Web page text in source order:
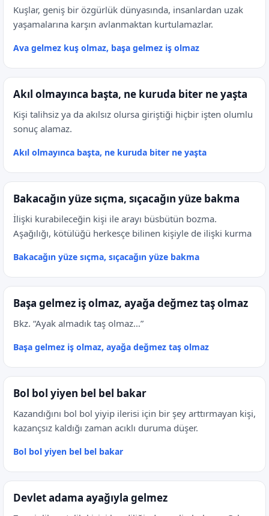
Kuşlar, geniş bir özgürlük dünyasında, insanlardan uzak
yaşamalarına karşın avlanmaktan kurtulamazlar.
Ava gelmez kuş olmaz, başa gelmez iş olmaz
Akıl olmayınca başta, ne kuruda biter ne yaşta
Kişi talihsiz ya da akılsız olursa giriştiği hiçbir işten olumlu
sonuç alamaz.
Akıl olmayınca başta, ne kuruda biter ne yaşta
Bakacağın yüze sıçma, sıçacağın yüze bakma
İlişki kurabileceğin kişi ile arayı büsbütün bozma.
Aşağılığı, kötülüğü herkesçe bilinen kişiyle de ilişki kurma
Bakacağın yüze sıçma, sıçacağın yüze bakma
Başa gelmez iş olmaz, ayağa değmez taş olmaz
Bkz. “Ayak almadık taş olmaz…”
Başa gelmez iş olmaz, ayağa değmez taş olmaz
Bol bol yiyen bel bel bakar
Kazandığını bol bol yiyip ilerisi için bir şey arttırmayan kişi,
kazançsız kaldığı zaman acıklı duruma düşer.
Bol bol yiyen bel bel bakar
Devlet adama ayağıyla gelmez